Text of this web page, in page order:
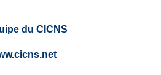
du CICNS